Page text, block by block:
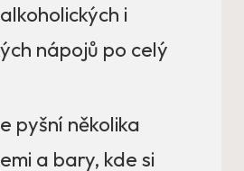
i
nápojů po celý
pyšní několika
a bary, kde si